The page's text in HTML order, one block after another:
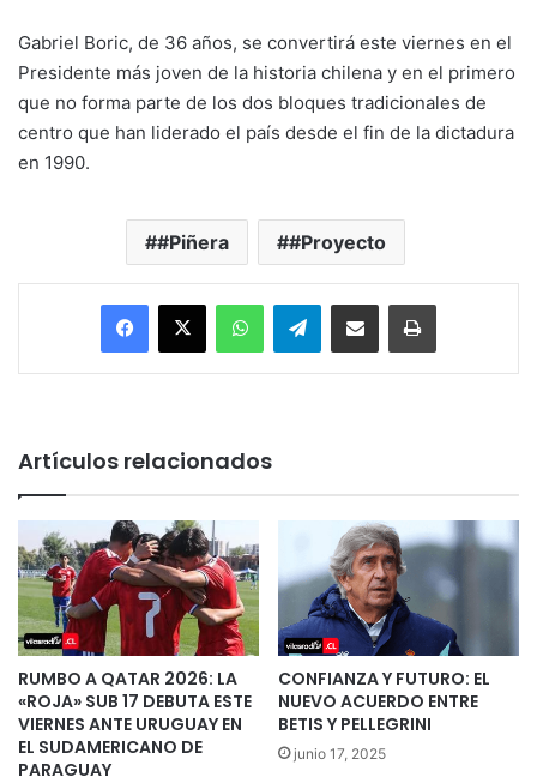
Gabriel Boric, de 36 años, se convertirá este viernes en el
Presidente más joven de la historia chilena y en el primero
que no forma parte de los dos bloques tradicionales de
centro que han liderado el país desde el fin de la dictadura
en 1990.
#Piñera #Proyecto
Facebook
X WhatsAppTelegramEnviar vía email Imprimir
Artículos relacionados
RUMBO A QATAR 2026: LA
«ROJA» SUB 17 DEBUTA ESTE
VIERNES ANTE URUGUAY EN
EL SUDAMERICANO DE
PARAGUAY
CONFIANZA Y FUTURO: EL
NUEVO ACUERDO ENTRE
BETIS Y PELLEGRINI
junio 17, 2025